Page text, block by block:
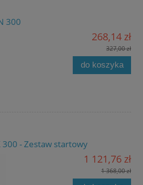
300
268,14 zł
327,00 zł
do koszyka
300 - Zestaw startowy
1 121,76 zł
1 368,00 zł